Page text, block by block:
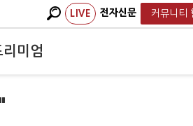
LIVE 전자신문 커뮤니티
리미엄